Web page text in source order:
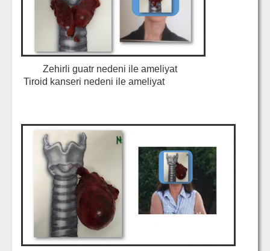
Zehirli guatr nedeni ile ameliyat
Tiroid kanseri nedeni ile ameliyat